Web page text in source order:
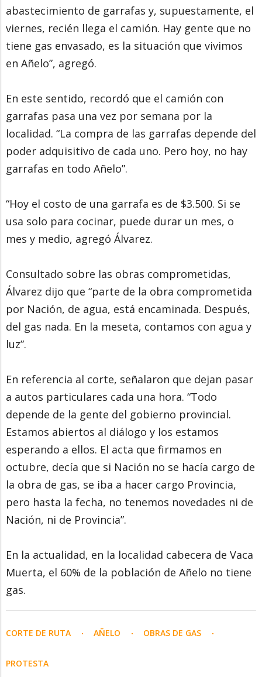
abastecimiento de garrafas y, supuestamente, el
viernes, recién llega el camión. Hay gente que no
tiene gas envasado, es la situación que vivimos
en Añelo”, agregó.
En este sentido, recordó que el camión con
garrafas pasa una vez por semana por la
localidad. “La compra de las garrafas depende del
poder adquisitivo de cada uno. Pero hoy, no hay
garrafas en todo Añelo”.
“Hoy el costo de una garrafa es de $3.500. Si se
usa solo para cocinar, puede durar un mes, o
mes y medio, agregó Álvarez.
Consultado sobre las obras comprometidas,
Álvarez dijo que “parte de la obra comprometida
por Nación, de agua, está encaminada. Después,
del gas nada. En la meseta, contamos con agua y
luz”.
En referencia al corte, señalaron que dejan pasar
a autos particulares cada una hora. “Todo
depende de la gente del gobierno provincial.
Estamos abiertos al diálogo y los estamos
esperando a ellos. El acta que firmamos en
octubre, decía que si Nación no se hacía cargo de
la obra de gas, se iba a hacer cargo Provincia,
pero hasta la fecha, no tenemos novedades ni de
Nación, ni de Provincia”.
En la actualidad, en la localidad cabecera de Vaca
Muerta, el 60% de la población de Añelo no tiene
gas.
CORTE DE RUTA AÑELO OBRAS DE GAS
PROTESTA